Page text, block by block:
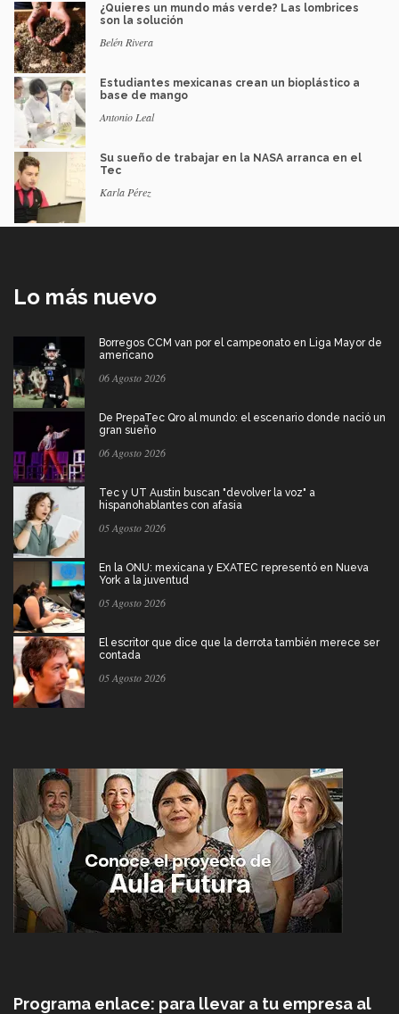
¿Quieres un mundo más verde? Las lombrices
son la solución
Belén Rivera
Estudiantes mexicanas crean un bioplástico a
base de mango
Antonio Leal
Su sueño de trabajar en la NASA arranca en el
Tec
Karla Pérez
Lo más nuevo
Borregos CCM van por el campeonato en Liga Mayor de
americano
06 Agosto 2026
De PrepaTec Qro al mundo: el escenario donde nació un
gran sueño
06 Agosto 2026
Tec y UT Austin buscan "devolver la voz" a
hispanohablantes con afasia
05 Agosto 2026
En la ONU: mexicana y EXATEC representó en Nueva
York a la juventud
05 Agosto 2026
El escritor que dice que la derrota también merece ser
contada
05 Agosto 2026
Programa enlace: para llevar a tu empresa al